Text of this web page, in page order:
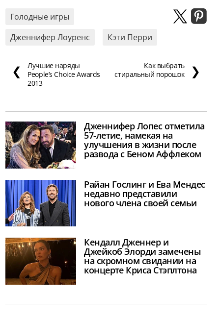
Голодные игры
Дженнифер Лоуренс
Кэти Перри
❮
Лучшие наряды
People’s Choice Awards
2013
Как выбрать
стиральный порошок
❯
Дженнифер Лопес отметила
57-летие, намекая на
улучшения в жизни после
развода с Беном Аффлеком
Райан Гослинг и Ева Мендес
недавно представили
нового члена своей семьи
Кендалл Дженнер и
Джейкоб Элорди замечены
на скромном свидании на
концерте Криса Стэплтона